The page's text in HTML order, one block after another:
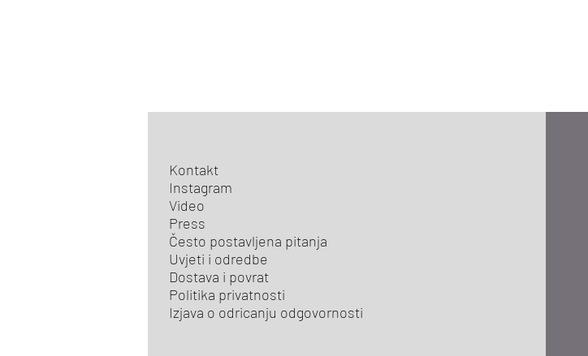
Kontakt
Instagram
Video
Press
Često postavljena pitanja
Uvjeti i odredbe
Dostava i povrat
Politika privatnosti
Izjava o odricanju odgovornosti